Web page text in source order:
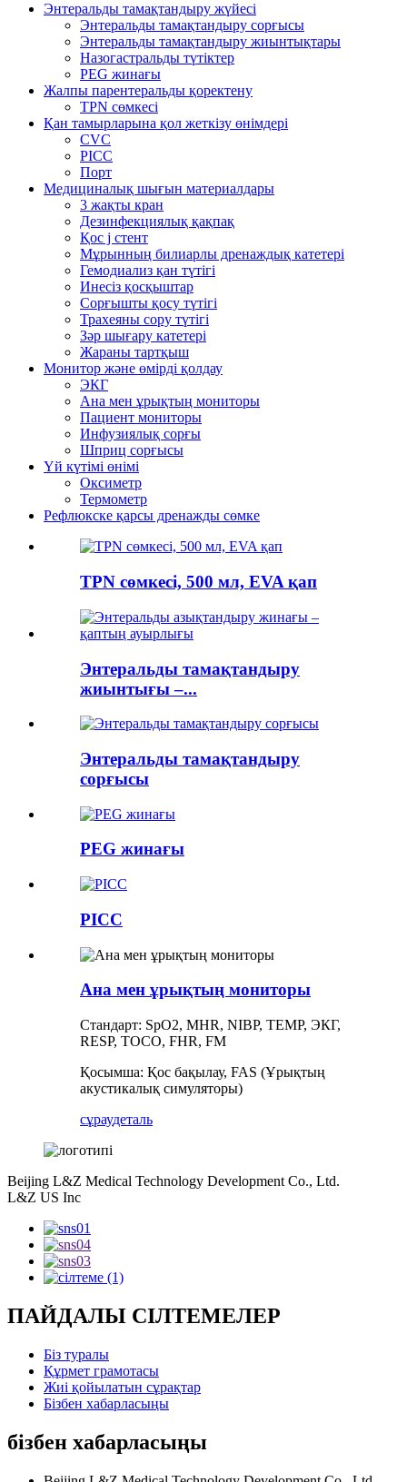
Энтеральды тамақтандыру жүйесі
Энтеральды тамақтандыру сорғысы
Энтеральды тамақтандыру жиынтықтары
Назогастральды түтіктер
PEG жинағы
Жалпы парентеральды қоректену
TPN сөмкесі
Қан тамырларына қол жеткізу өнімдері
CVC
PICC
Порт
Медициналық шығын материалдары
3 жақты кран
Дезинфекциялық қақпақ
Қос j стент
Мұрынның билиарлы дренаждық катетері
Гемодиализ қан түтігі
Инесіз қосқыштар
Сорғышты қосу түтігі
Трахеяны сору түтігі
Зәр шығару катетері
Жараны тартқыш
Монитор және өмірді қолдау
ЭКГ
Ана мен ұрықтың мониторы
Пациент мониторы
Инфузиялық сорғы
Шприц сорғысы
Үй күтімі өнімі
Оксиметр
Термометр
Рефлюкске қарсы дренажды сөмке
TPN сөмкесі, 500 мл, EVA қап
Энтеральды тамақтандыру
жиынтығы –...
Энтеральды тамақтандыру
сорғысы
PEG жинағы
PICC
Ана мен ұрықтың мониторы
Стандарт: SpO2, MHR, NIBP, TEMP, ЭКГ,
RESP, TOCO, FHR, FM
Қосымша: Қос бақылау, FAS (Ұрықтың
акустикалық симуляторы)
сұраудеталь
Beijing L&Z Medical Technology Development Co., Ltd.
L&Z US Inc
ПАЙДАЛЫ СІЛТЕМЕЛЕР
Біз туралы
Құрмет грамотасы
Жиі қойылатын сұрақтар
Бізбен хабарласыңы
бізбен хабарласыңы